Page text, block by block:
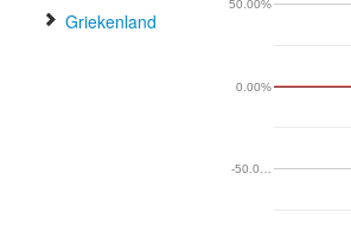
Griekenland
-50.0…
0.00%
50.00%